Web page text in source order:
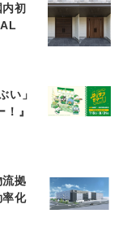
初
い」
』
拠
率化